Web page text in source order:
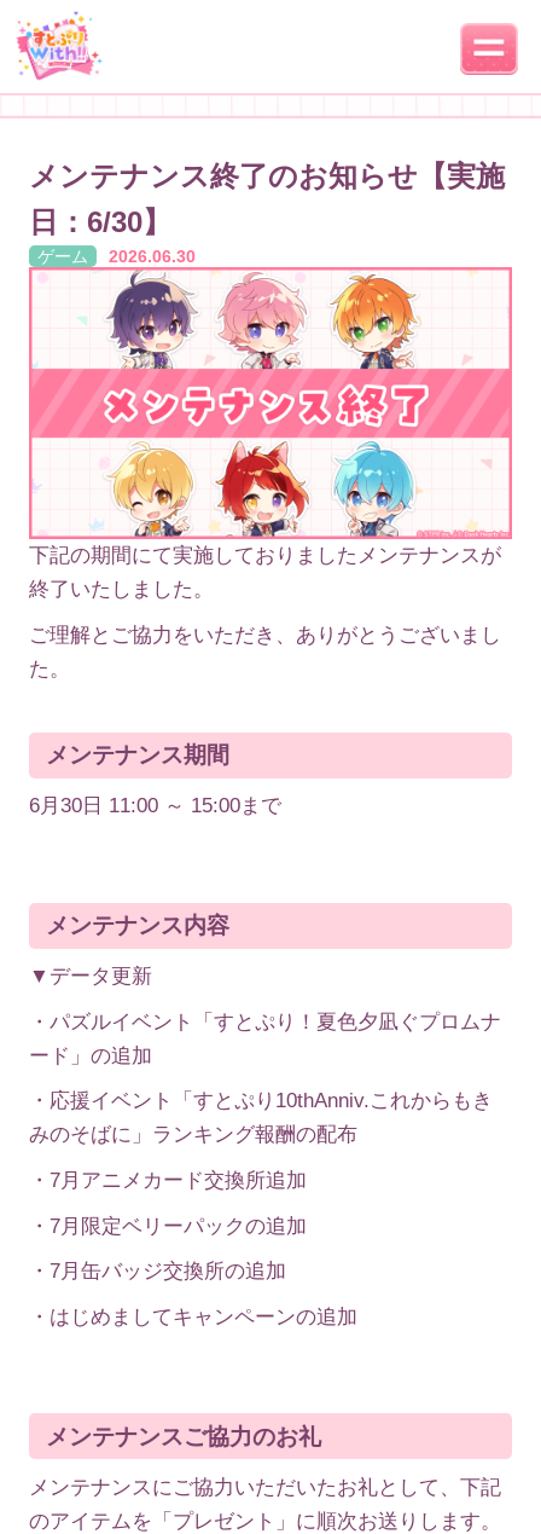
メンテナンス終了のお知らせ【実施
日：6/30】
ゲーム 2026.06.30
下記の期間にて実施しておりましたメンテナンスが
終了いたしました。
ご理解とご協力をいただき、ありがとうございまし
た。
メンテナンス期間
6月30日 11:00 ～ 15:00まで
メンテナンス内容
▼データ更新
・パズルイベント「すとぷり！夏色夕凪ぐプロムナ
ード」の追加
・応援イベント「すとぷり10thAnniv.これからもき
みのそばに」ランキング報酬の配布
・7月アニメカード交換所追加
・7月限定ベリーパックの追加
・7月缶バッジ交換所の追加
・はじめましてキャンペーンの追加
メンテナンスご協力のお礼
メンテナンスにご協力いただいたお礼として、下記
のアイテムを「プレゼント」に順次お送りします。